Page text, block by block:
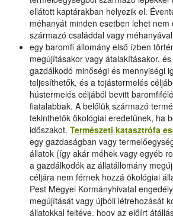
ellátott kaptárakban helyezik el.
méhanyát minden esetben lehet
származó családdal vagy
egy baromfi állomány első ízben
megújításakor vagy átalakításakor,
gazdálkodó minőségi és mennyiségi
teljesíthetők, és a tojástermelés
hústermelés céljából bevitt
fiatalabbak. A belőlük származó
tekinthetők ökológiai eredetűnek, ha
időszakot. Természeti katasztrófa
egy gazdaságban vagy
állatok (így akár méhek vagy egyéb
a gazdálkodók az állatállomány
céljára nem férnek hozzá ökológiai
Pest Megyei Kormányhivatal
megújítását vagy újbóli létrehozását
állatokkal feltéve, hogy az előírt